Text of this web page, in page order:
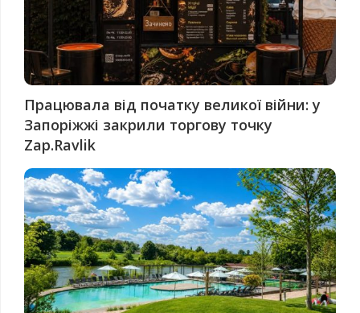
Працювала від початку великої війни: у
Запоріжжі закрили торгову точку
Zap.Ravlik